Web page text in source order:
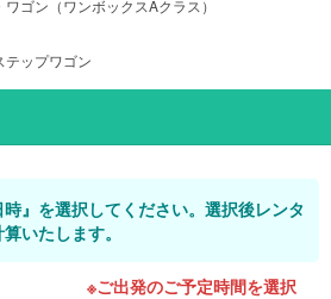
ワゴン（ワンボックスAクラス）
テップワゴン
』を選択してください。選択後レンタ
いたします。
※ご出発のご予定時間を選択